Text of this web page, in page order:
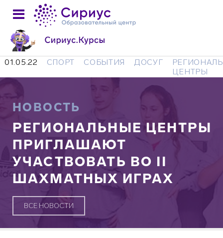
01.05.22 СПОРТ СОБЫТИЯ ДОСУГ
ЦЕНТРЫ
НОВОСТЬ
РЕГИОНАЛЬНЫЕ ЦЕНТРЫ
ПРИГЛАШАЮТ
УЧАСТВОВАТЬ ВО II
ШАХМАТНЫХ ИГРАХ
ВСЕ НОВОСТИ